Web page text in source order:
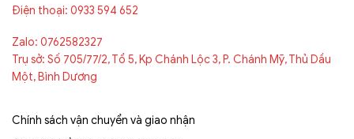
Điện thoại: 0933 594 652
Zalo: 0762582327
Trụ sở: Số 705/77/2, Tổ 5, Kp Chánh Lộc 3, P. Chánh Mỹ, Thủ Dầu
Một, Bình Dương
Chính sách vận chuyển và giao nhận